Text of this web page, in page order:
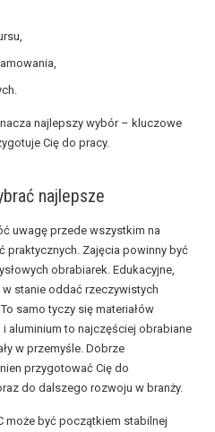
najlepszy wybór – kluczowe
Cię do pracy.
najlepsze
uwagę przede wszystkim na
praktycznych. Zajęcia powinny być
obrabiarek. Edukacyjne,
stanie oddać rzeczywistych
samo tyczy się materiałów
aluminium to najczęściej obrabiane
w przemyśle. Dobrze
przygotować Cię do
do dalszego rozwoju w branży.
może być początkiem stabilnej